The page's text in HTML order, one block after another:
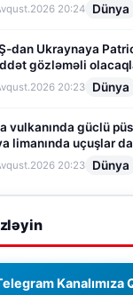
20:24 Dünya
dan Ukraynaya
gözləməli
20:23 Dünya
vulkanında güclü
limanında uçuşlar
20:23 Dünya
Kanalımıza